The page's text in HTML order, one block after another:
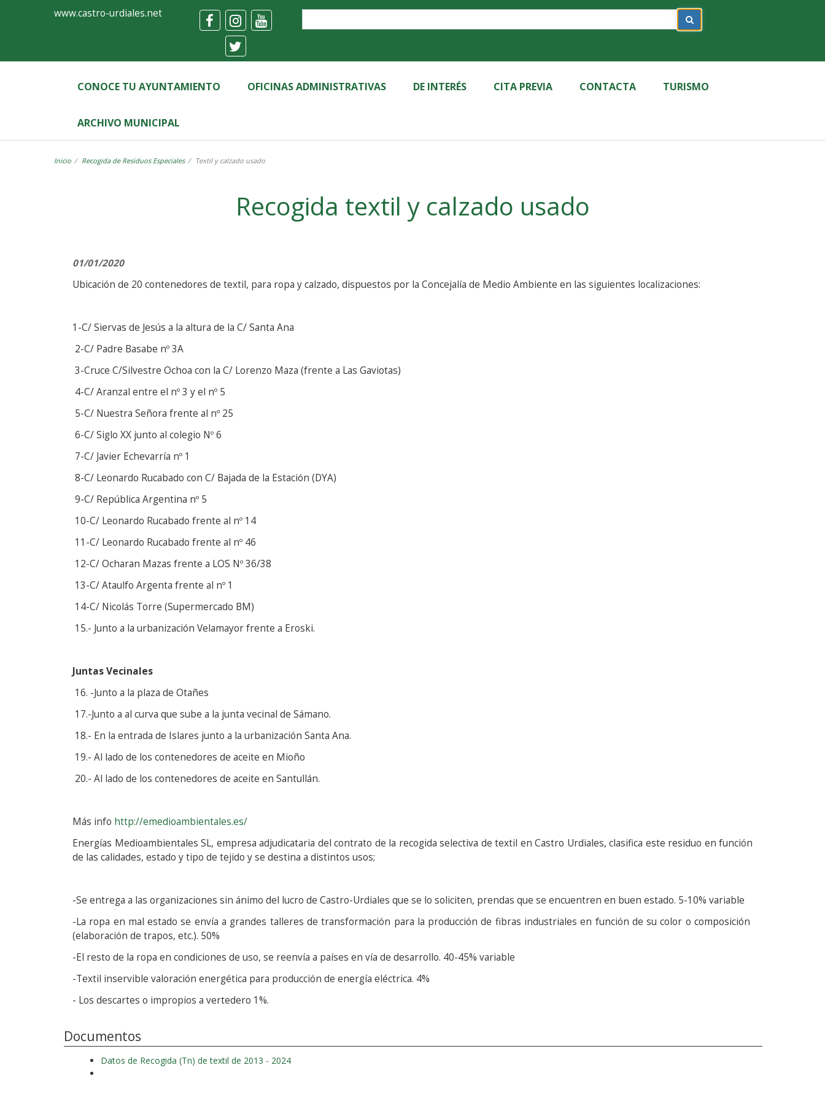
FormularioAyuntamiento
Castro-
Urdiales
www.castro-urdiales.net
CONOCE TU AYUNTAMIENTO OFICINAS ADMINISTRATIVAS DE INTERÉS CITA PREVIA CONTACTA TURISMO
ARCHIVO MUNICIPAL
Inicio Recogida de Residuos Especiales Textil y calzado usado
Recogida textil y calzado usado
01/01/2020
Ubicación de 20 contenedores de textil, para ropa y calzado, dispuestos por la Concejalía de Medio Ambiente en las siguientes localizaciones:
1-C/ Siervas de Jesús a la altura de la C/ Santa Ana
2-C/ Padre Basabe nº 3A
3-Cruce C/Silvestre Ochoa con la C/ Lorenzo Maza (frente a Las Gaviotas)
4-C/ Aranzal entre el nº 3 y el nº 5
5-C/ Nuestra Señora frente al nº 25
6-C/ Siglo XX junto al colegio Nº 6
7-C/ Javier Echevarría nº 1
8-C/ Leonardo Rucabado con C/ Bajada de la Estación (DYA)
9-C/ República Argentina nº 5
10-C/ Leonardo Rucabado frente al nº 14
11-C/ Leonardo Rucabado frente al nº 46
12-C/ Ocharan Mazas frente a LOS Nº 36/38
13-C/ Ataulfo Argenta frente al nº 1
14-C/ Nicolás Torre (Supermercado BM)
15.- Junto a la urbanización Velamayor frente a Eroski.
Juntas Vecinales
16. -Junto a la plaza de Otañes
17.-Junto a al curva que sube a la junta vecinal de Sámano.
18.- En la entrada de Islares junto a la urbanización Santa Ana.
19.- Al lado de los contenedores de aceite en Mioño
20.- Al lado de los contenedores de aceite en Santullán.
Más info http://emedioambientales.es/
Energías Medioambientales SL, empresa adjudicataria del contrato de la recogida selectiva de textil en Castro Urdiales, clasifica este residuo en función
de las calidades, estado y tipo de tejido y se destina a distintos usos;
-Se entrega a las organizaciones sin ánimo del lucro de Castro-Urdiales que se lo soliciten, prendas que se encuentren en buen estado. 5-10% variable
-La ropa en mal estado se envía a grandes talleres de transformación para la producción de fibras industriales en función de su color o composición
(elaboración de trapos, etc.). 50%
-El resto de la ropa en condiciones de uso, se reenvía a países en vía de desarrollo. 40-45% variable
-Textil inservible valoración energética para producción de energía eléctrica. 4%
- Los descartes o impropios a vertedero 1%.
Documentos
Datos de Recogida (Tn) de textil de 2013 - 2024